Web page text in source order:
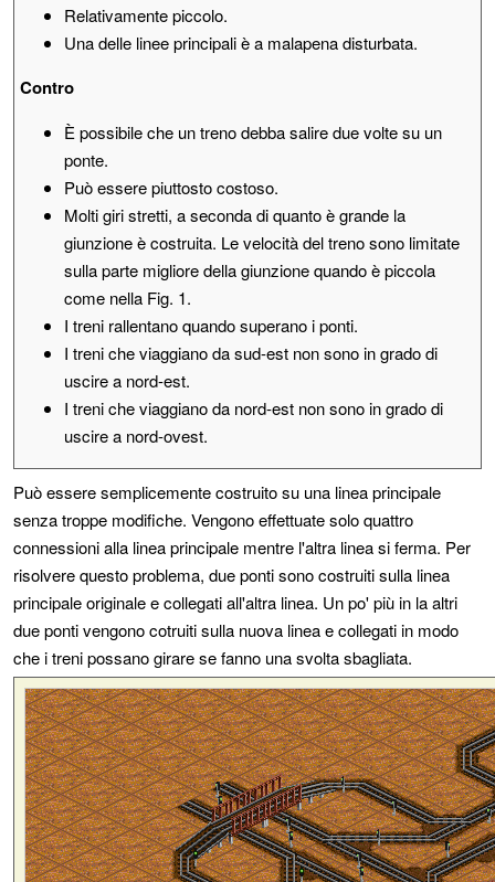
Relativamente piccolo.
Una delle linee principali è a malapena disturbata.
Contro
È possibile che un treno debba salire due volte su un
ponte.
Può essere piuttosto costoso.
Molti giri stretti, a seconda di quanto è grande la
giunzione è costruita. Le velocità del treno sono limitate
sulla parte migliore della giunzione quando è piccola
come nella Fig. 1.
I treni rallentano quando superano i ponti.
I treni che viaggiano da sud-est non sono in grado di
uscire a nord-est.
I treni che viaggiano da nord-est non sono in grado di
uscire a nord-ovest.
Può essere semplicemente costruito su una linea principale
senza troppe modifiche. Vengono effettuate solo quattro
connessioni alla linea principale mentre l'altra linea si ferma. Per
risolvere questo problema, due ponti sono costruiti sulla linea
principale originale e collegati all'altra linea. Un po' più in la altri
due ponti vengono cotruiti sulla nuova linea e collegati in modo
che i treni possano girare se fanno una svolta sbagliata.